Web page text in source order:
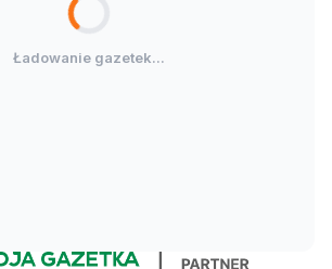
Ładowanie gazetek...